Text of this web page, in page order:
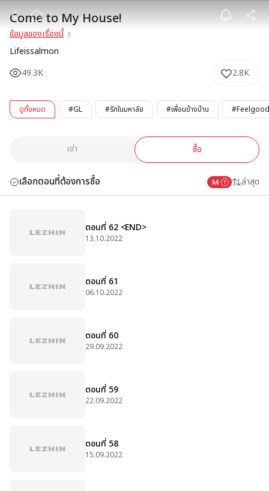
Come to My
Come to My House!
ข้อมูลของเรื่องนี้
Lifeissalmon
49.3K
2.8K
ดูทั้งหมด #GL #รักในมหาลัย #เพื่อนข้างบ้าน #Feelgood
เช่า ซื้อ
เลือกตอนที่ต้องการซื้อ ล่าสุด
ตอนที่ 62 <END>
13.10.2022
ตอนที่ 61
06.10.2022
ตอนที่ 60
29.09.2022
ตอนที่ 59
22.09.2022
ตอนที่ 58
15.09.2022